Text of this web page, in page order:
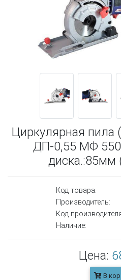
Циркулярная пила
ДП-0,55 МФ
диска.:85мм
Код товара:
Производитель:
Код
Наличие:
Цена:
В